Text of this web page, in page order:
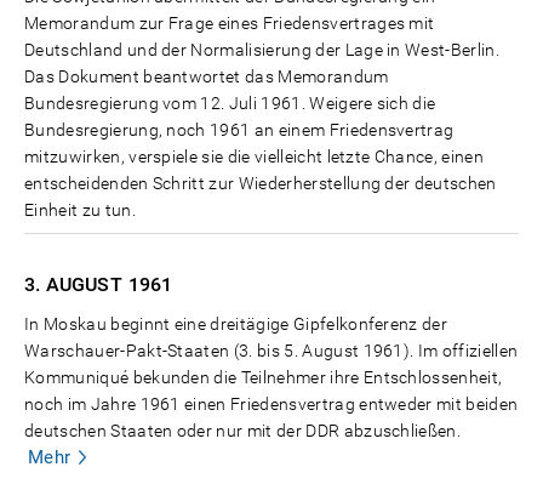
Memorandum zur Frage eines Friedensvertrages mit
Deutschland und der Normalisierung der Lage in West-Berlin.
Das Dokument beantwortet das Memorandum
Bundesregierung vom 12. Juli 1961. Weigere sich die
Bundesregierung, noch 1961 an einem Friedensvertrag
mitzuwirken, verspiele sie die vielleicht letzte Chance, einen
entscheidenden Schritt zur Wiederherstellung der deutschen
Einheit zu tun.
3. AUGUST 1961
In Moskau beginnt eine dreitägige Gipfelkonferenz der
Warschauer-Pakt-Staaten (3. bis 5. August 1961). Im offiziellen
Kommuniqué bekunden die Teilnehmer ihre Entschlossenheit,
noch im Jahre 1961 einen Friedensvertrag entweder mit beiden
deutschen Staaten oder nur mit der DDR abzuschließen.
Mehr